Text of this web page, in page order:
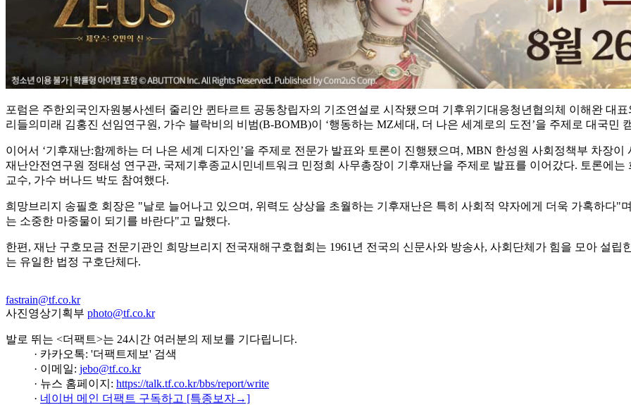
포럼은 주한외국인자원봉사센터 줄리안 퀸타르트 공동창립자의 기조연설로 시작됐으며 기후위기대응청년협의체 이해완 대
리들의미래 김홍진 선임연구원, 가수 블락비의 비범(B-BOMB)이 ‘행동하는 MZ세대, 더 나은 세계로의 도전’을 주제로 대국민
이어서 ‘기후재난:함께하는 더 나은 세계 디자인’을 주제로 전문가 발표와 토론이 진행됐으며, MBN 한성원 사회정책부 차장
재난안전연구원 정태성 연구관, 국제기후종교시민네트워크 민정희 사무총장이 기후재난을 주제로 발표를 이어갔다. 토론에
교수, 가수 버나드 박도 참여했다.
희망브리지 송필호 회장은 "날로 늘어나고 있으며, 위력도 상상을 초월하는 기후재난은 특히 사회적 약자에게 더욱 가혹하다"
는 소중한 마중물이 되기를 바란다"고 말했다.
한편, 재난 구호모금 전문기관인 희망브리지 전국재해구호협회는 1961년 전국의 신문사와 방송사, 사회단체가 힘을 모아 설
는 유일한 법정 구호단체다.
fastrain@tf.co.kr
사진영상기획부 photo@tf.co.kr
발로 뛰는 <더팩트>는 24시간 여러분의 제보를 기다립니다.
· 카카오톡: '더팩트제보' 검색
· 이메일: jebo@tf.co.kr
· 뉴스 홈페이지: https://talk.tf.co.kr/bbs/report/write
· 네이버 메인 더팩트 구독하고 [특종보자→]